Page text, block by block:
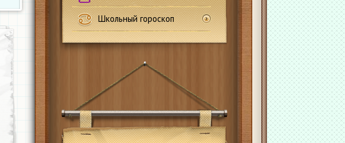
Школьный гороскоп